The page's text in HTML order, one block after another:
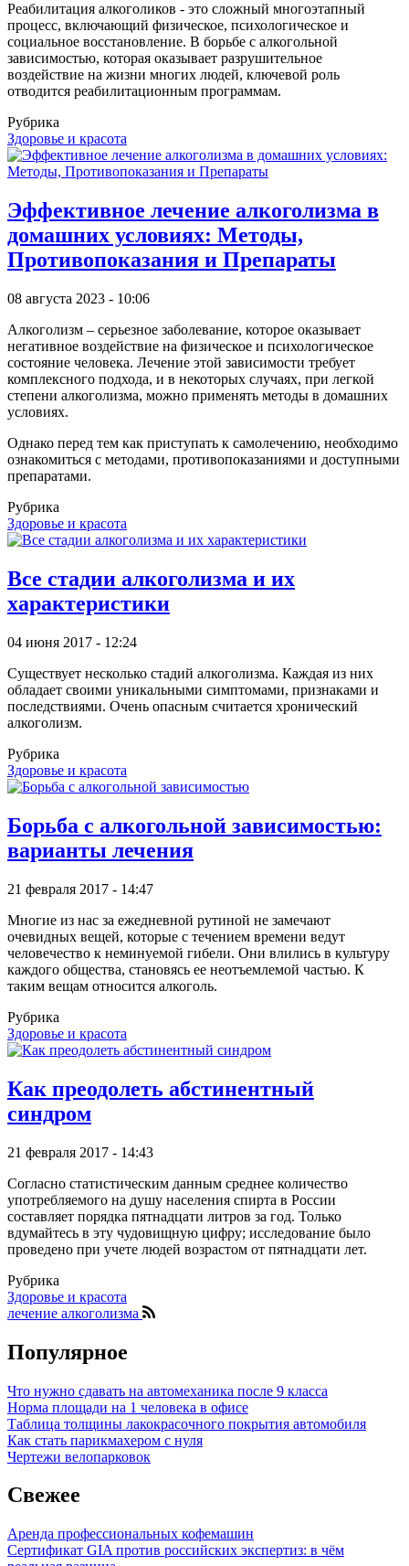
Реабилитация алкоголиков - это сложный многоэтапный
процесс, включающий физическое, психологическое и
социальное восстановление. В борьбе с алкогольной
зависимостью, которая оказывает разрушительное
воздействие на жизни многих людей, ключевой роль
отводится реабилитационным программам.
Рубрика
Здоровье и красота
Эффективное лечение алкоголизма в
домашних условиях: Методы,
Противопоказания и Препараты
08 августа 2023 - 10:06
Алкоголизм – серьезное заболевание, которое оказывает
негативное воздействие на физическое и психологическое
состояние человека. Лечение этой зависимости требует
комплексного подхода, и в некоторых случаях, при легкой
степени алкоголизма, можно применять методы в домашних
условиях.
Однако перед тем как приступать к самолечению, необходимо
ознакомиться с методами, противопоказаниями и доступными
препаратами.
Рубрика
Здоровье и красота
Все стадии алкоголизма и их
характеристики
04 июня 2017 - 12:24
Существует несколько стадий алкоголизма. Каждая из них
обладает своими уникальными симптомами, признаками и
последствиями. Очень опасным считается хронический
алкоголизм.
Рубрика
Здоровье и красота
Борьба с алкогольной зависимостью:
варианты лечения
21 февраля 2017 - 14:47
Многие из нас за ежедневной рутиной не замечают
очевидных вещей, которые с течением времени ведут
человечество к неминуемой гибели. Они влились в культуру
каждого общества, становясь ее неотъемлемой частью. К
таким вещам относится алкоголь.
Рубрика
Здоровье и красота
Как преодолеть абстинентный
синдром
21 февраля 2017 - 14:43
Согласно статистическим данным среднее количество
употребляемого на душу населения спирта в России
составляет порядка пятнадцати литров за год. Только
вдумайтесь в эту чудовищную цифру; исследование было
проведено при учете людей возрастом от пятнадцати лет.
Рубрика
Здоровье и красота
лечение алкоголизма
Популярное
Что нужно сдавать на автомеханика после 9 класса
Норма площади на 1 человека в офисе
Таблица толщины лакокрасочного покрытия автомобиля
Как стать парикмахером с нуля
Чертежи велопарковок
Свежее
Аренда профессиональных кофемашин
Сертификат GIA против российских экспертиз: в чём